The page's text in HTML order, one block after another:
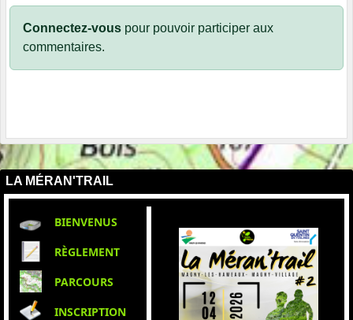
Connectez-vous pour pouvoir participer aux
commentaires.
LA MÉRAN'TRAIL
BIENVENUS
RÈGLEMENT
PARCOURS
INSCRIPTION